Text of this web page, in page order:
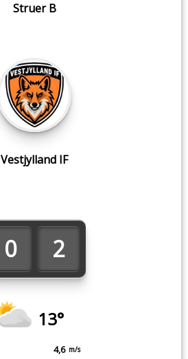
Struer B
0 2
13°
4,6 m/s
Vestjylland IF